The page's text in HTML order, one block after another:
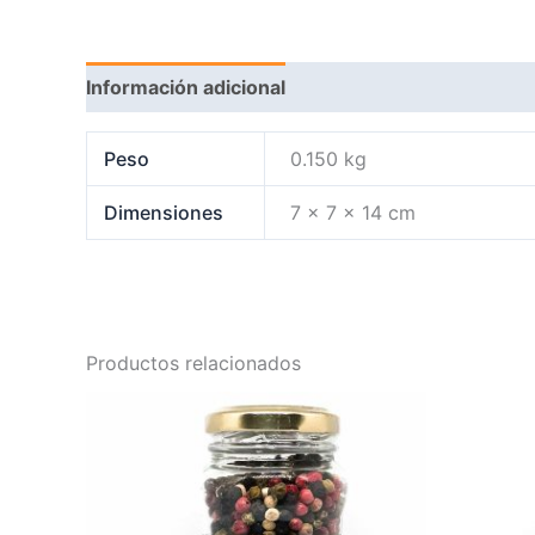
Información adicional
Peso 0.150 kg
Dimensiones 7 × 7 × 14 cm
Productos relacionados